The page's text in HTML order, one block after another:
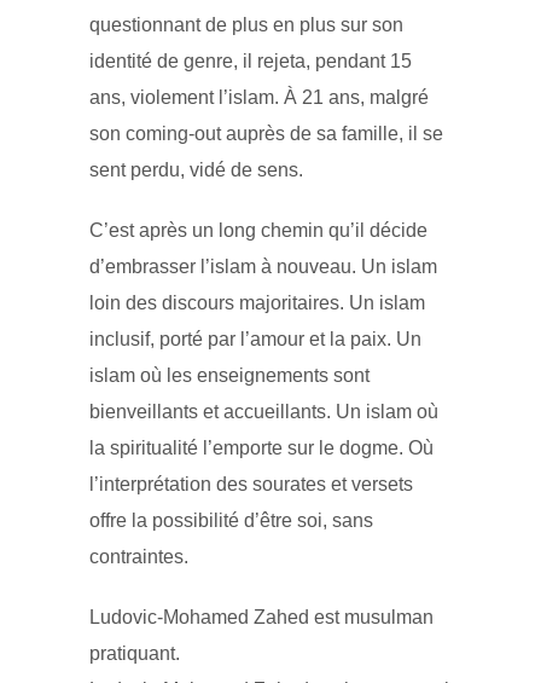
questionnant de plus en plus sur son
identité de genre, il rejeta, pendant 15
ans, violement l’islam. À 21 ans, malgré
son coming-out auprès de sa famille, il se
sent perdu, vidé de sens.
C’est après un long chemin qu’il décide
d’embrasser l’islam à nouveau. Un islam
loin des discours majoritaires. Un islam
inclusif, porté par l’amour et la paix. Un
islam où les enseignements sont
bienveillants et accueillants. Un islam où
la spiritualité l’emporte sur le dogme. Où
l’interprétation des sourates et versets
offre la possibilité d’être soi, sans
contraintes.
Ludovic-Mohamed Zahed est musulman
pratiquant.